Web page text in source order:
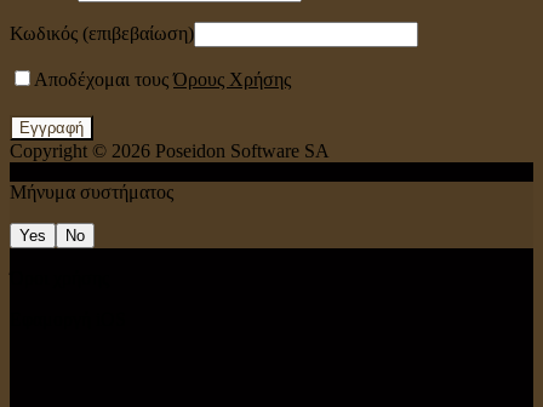
Κωδικός (επιβεβαίωση)
Αποδέχομαι τουςΌρους Χρήσης
Εγγραφή
Copyright © 2026 Poseidon Software SA
Μήνυμα συστήματος
Yes No